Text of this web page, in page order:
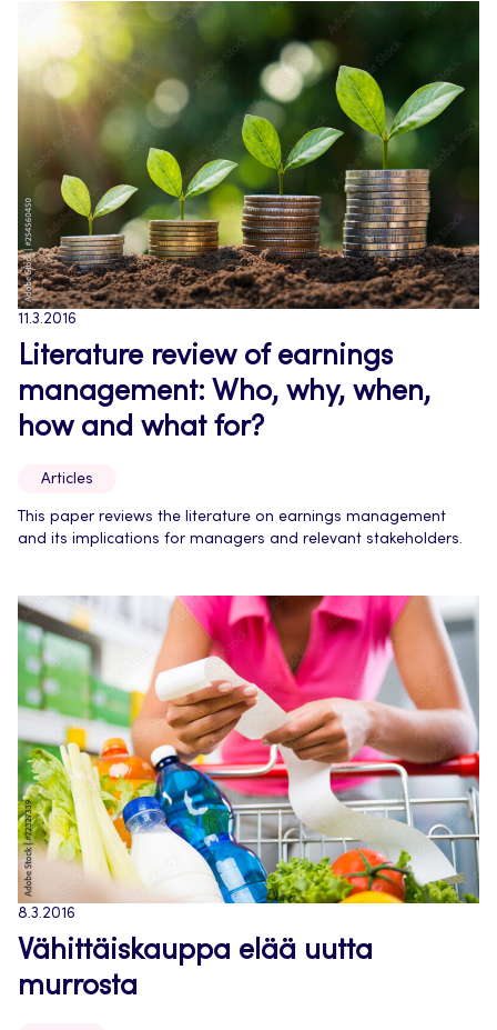
11.3.2016
Literature review of earnings
management: Who, why, when,
how and what for?
Articles
This paper reviews the literature on earnings management
and its implications for managers and relevant stakeholders.
8.3.2016
Vähittäiskauppa elää uutta
murrosta